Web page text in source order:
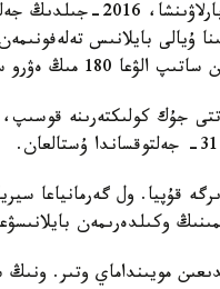
ۆەدومستۆو
ۇيالى بايلانىس
مىڭ ەۋرو سۇراعان.
جۇك كولىكتەرىنە
قۇپيا. ول گەرمانياعا
وكىلدەرىمەن